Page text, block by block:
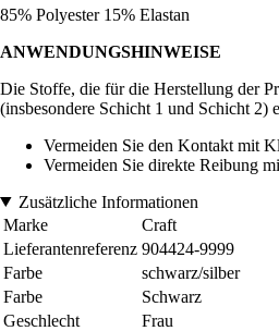
85% Polyester 15% Elastan
ANWENDUNGSHINWEISE
Die Stoffe, die für die Herstellung der
(insbesondere Schicht 1 und Schicht 2)
Vermeiden Sie den Kontakt mit
Vermeiden Sie direkte Reibung
Zusätzliche Informationen
Marke
Craft
Lieferantenreferenz 904424-9999
Farbe
schwarz/silber
Farbe
Schwarz
Geschlecht
Frau